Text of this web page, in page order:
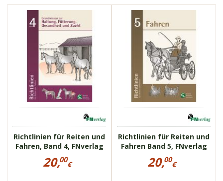
und
und
FNverlag
Richtlinien für Reiten und
Fahren, Band 4, FNverlag
Preisinformationen
20,00
€
19004
Richtlinien für Reiten und
Fahren Band 5, FNverlag
Preisinformationen
20,00
€
19005